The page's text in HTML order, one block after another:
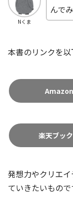
Nくま
んで
本書のリンクを以
楽天ブッ
発想力やクリエ
ていきたいもので